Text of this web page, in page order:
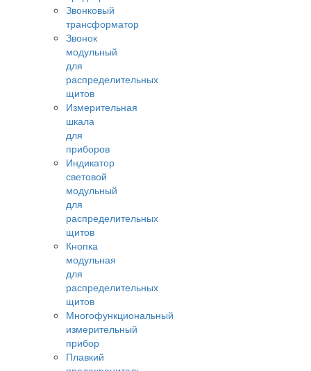
Звонковый
трансформатор
Звонок
модульный
для
распределительных
щитов
Измерительная
шкала
для
приборов
Индикатор
световой
модульный
для
распределительных
щитов
Кнопка
модульная
для
распределительных
щитов
Многофункциональный
измерительный
прибор
Плавкий